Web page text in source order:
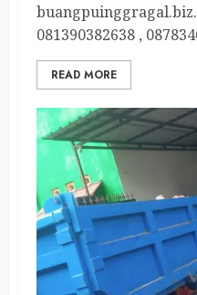
081390382638 ,
READ MORE